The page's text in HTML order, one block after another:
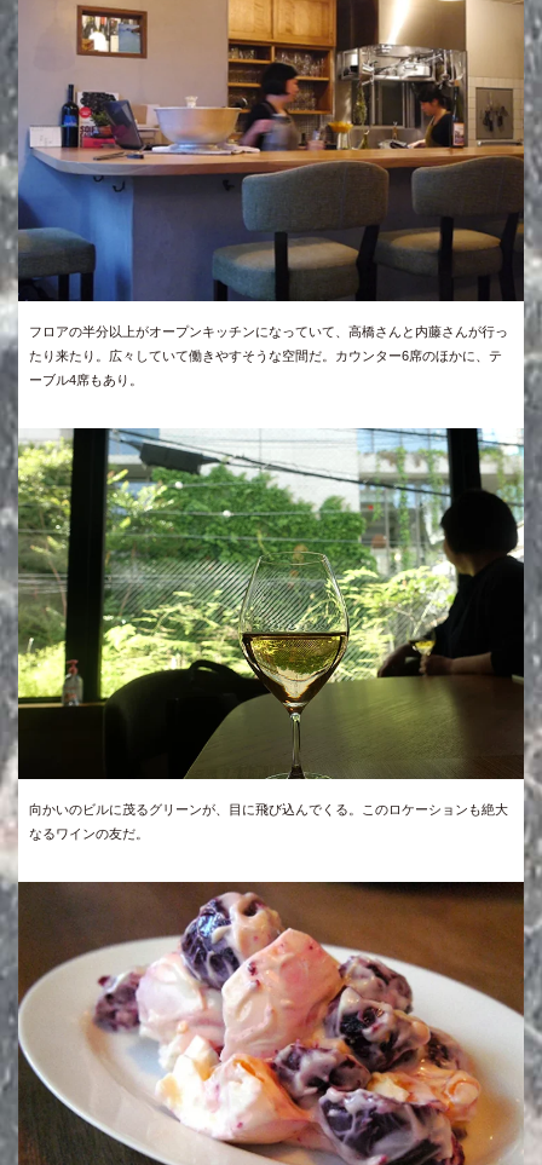
フロアの半分以上がオープンキッチンになっていて、高橋さんと内藤さんが行っ
たり来たり。広々していて働きやすそうな空間だ。カウンター6席のほかに、テ
ーブル4席もあり。
向かいのビルに茂るグリーンが、目に飛び込んでくる。このロケーションも絶大
なるワインの友だ。